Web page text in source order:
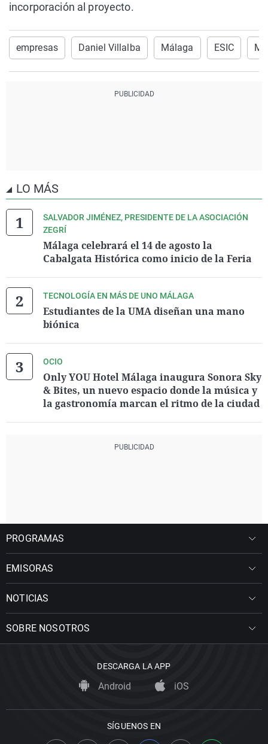
incorporación al proyecto.
empresas Daniel Villalba Málaga ESIC
LO MÁS
SALVADOR JIMÉNEZ, PRESIDENTE DE LA ASOCIACIÓN
ZEGRÍ
Málaga celebrará el 14 de agosto la
Cabalgata Histórica como inicio de la Feria
TECNOLOGÍA EN MÁS DE UNO MÁLAGA
Estudiantes de la UMA diseñan una mano
biónica
OCIO
Only YOU Hotel Málaga inaugura Sonora Sky
& Bites, un nuevo espacio donde la música y
la gastronomía marcan el ritmo de la ciudad
PROGRAMAS
EMISORAS
NOTICIAS
SOBRE NOSOTROS
DESCARGA LA APP
Android iOS
SÍGUENOS EN